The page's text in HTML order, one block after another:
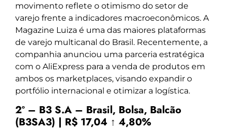
movimento reflete o otimismo do setor de
varejo frente a indicadores macroeconômicos. A
Magazine Luiza é uma das maiores plataformas
de varejo multicanal do Brasil. Recentemente, a
companhia anunciou uma parceria estratégica
com o AliExpress para a venda de produtos em
ambos os marketplaces, visando expandir o
portfólio internacional e otimizar a logística.
2º – B3 S.A – Brasil, Bolsa, Balcão
(B3SA3) | R$ 17,04 ↑ 4,80%